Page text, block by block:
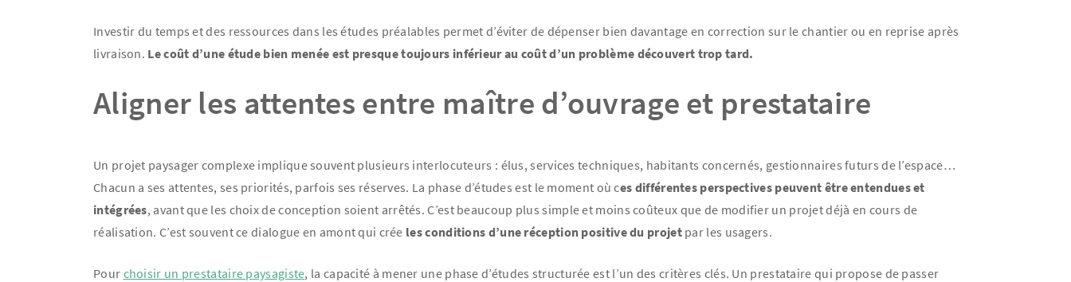
Investir du temps et des ressources dans les études préalables permet d’éviter de dépenser bien davantage en correction sur le chantier ou en reprise après
livraison. Le coût d’une étude bien menée est presque toujours inférieur au coût d’un problème découvert trop tard.
Aligner les attentes entre maître d’ouvrage et prestataire
Un projet paysager complexe implique souvent plusieurs interlocuteurs : élus, services techniques, habitants concernés, gestionnaires futurs de l’espace…
Chacun a ses attentes, ses priorités, parfois ses réserves. La phase d’études est le moment où ces différentes perspectives peuvent être entendues et
intégrées, avant que les choix de conception soient arrêtés. C’est beaucoup plus simple et moins coûteux que de modifier un projet déjà en cours de
réalisation. C’est souvent ce dialogue en amont qui crée les conditions d’une réception positive du projetpar les usagers.
Pour choisir un prestataire paysagiste, la capacité à mener une phase d’études structurée est l’un des critères clés. Un prestataire qui propose de passer